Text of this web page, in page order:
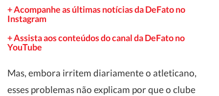
+ Acompanhe as últimas notícias da DeFato no
Instagram
+ Assista aos conteúdos do canal da DeFato no
YouTube
Mas, embora irritem diariamente o atleticano,
esses problemas não explicam por que o clube